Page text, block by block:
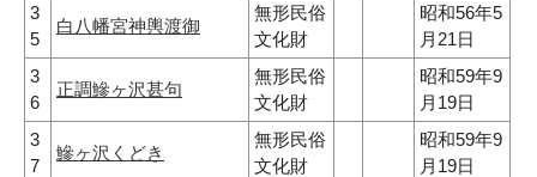
3
5
白八幡宮神輿渡御
無形民俗
文化財
昭和56年5
月21日
3
6
正調鰺ヶ沢甚句
無形民俗
文化財
昭和59年9
月19日
3
7
鰺ヶ沢くどき
無形民俗
文化財
昭和59年9
月19日